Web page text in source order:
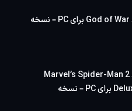
دانلود بازی God of War برای PC – نسخه
دانلود بازی Marvel’s Spider-Man 2
Deluxe Edition برای PC – نسخه